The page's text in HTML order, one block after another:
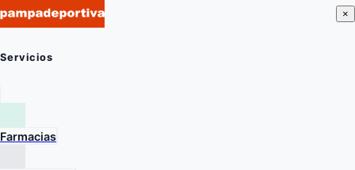
×
Servicios
Farmacias